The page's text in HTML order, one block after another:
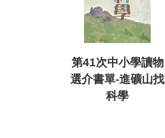
第41次中小學讀物
選介書單-進礦山找
科學